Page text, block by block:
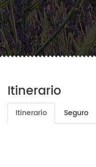
Itinerario
Itinerario Seguro